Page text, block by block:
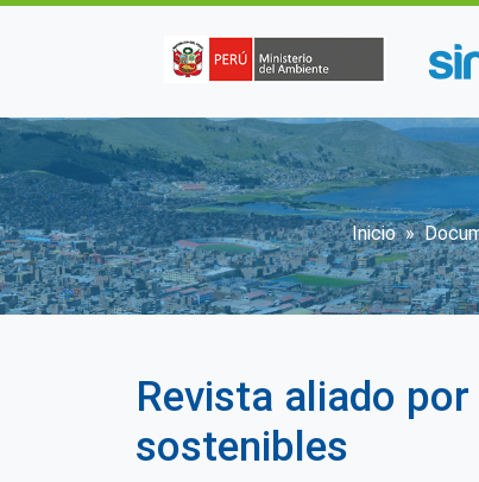
Inicio
Revista aliado
sostenibles